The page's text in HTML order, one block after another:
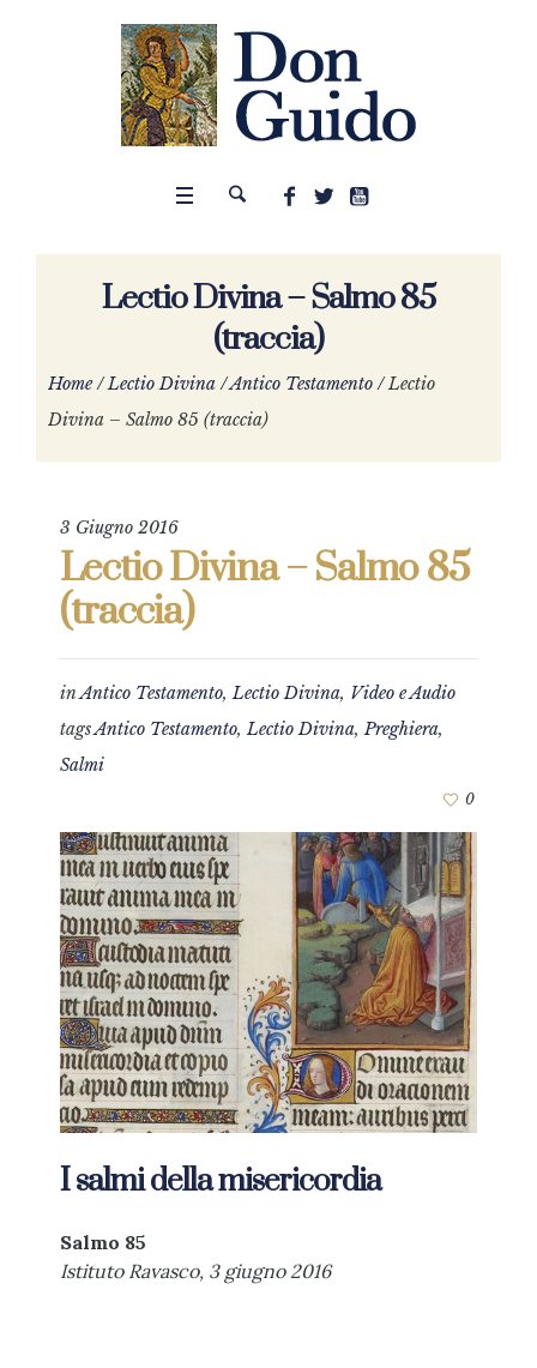
Lectio Divina – Salmo 85
(traccia)
Home /Lectio Divina /Antico Testamento /Lectio
Divina – Salmo 85 (traccia)
3 Giugno 2016
Lectio Divina – Salmo 85
(traccia)
inAntico Testamento,Lectio Divina, Video e Audio
tagsAntico Testamento,Lectio Divina,Preghiera,
Salmi
0
I salmi della misericordia
Salmo 85
Istituto Ravasco, 3 giugno 2016